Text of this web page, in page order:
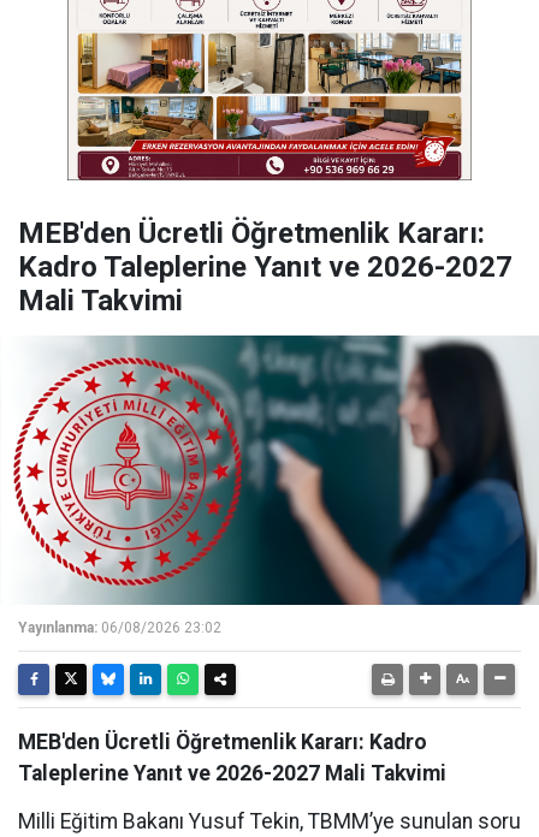
MEB'den Ücretli Öğretmenlik Kararı:
Kadro Taleplerine Yanıt ve 2026-2027
Mali Takvimi
Yayınlanma: 06/08/2026 23:02
MEB'den Ücretli Öğretmenlik Kararı: Kadro
Taleplerine Yanıt ve 2026-2027 Mali Takvimi
Milli Eğitim Bakanı Yusuf Tekin, TBMM’ye sunulan soru